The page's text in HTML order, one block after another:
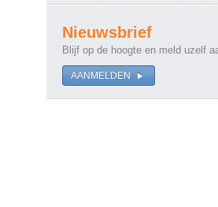
Nieuwsbrief
Blijf op de hoogte en meld uzelf
AANMELDEN